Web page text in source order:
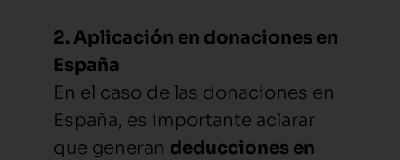
2. Aplicación en donaciones en
España
En el caso de las donaciones en
España, es importante aclarar
que generan deducciones en